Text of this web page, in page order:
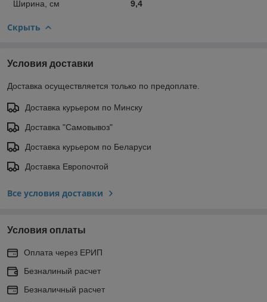
Ширина, см 9,4
Скрыть
Условия доставки
Доставка осуществляется только по предоплате.
Доставка курьером по Минску
Доставка "Самовывоз"
Доставка курьером по Беларуси
Доставка Европочтой
Все условия доставки
Условия оплаты
Оплата через ЕРИП
Безналиный расчет
Безналичный расчет